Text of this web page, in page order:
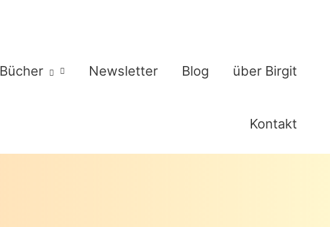
Bücher Newsletter Blog über Birgit
Kontakt